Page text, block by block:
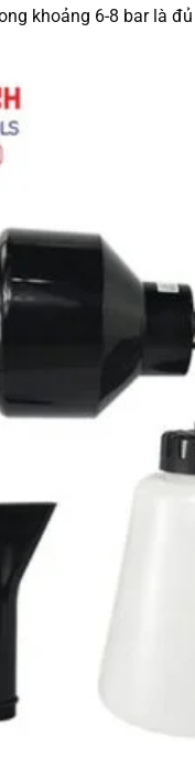
khoảng 6-8 bar là